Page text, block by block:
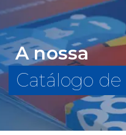
A nossa
Catálogo